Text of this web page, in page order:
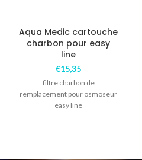
Aqua Medic cartouche
charbon pour easy
line
€15,35
filtre charbon de
remplacement pour osmoseur
easy line